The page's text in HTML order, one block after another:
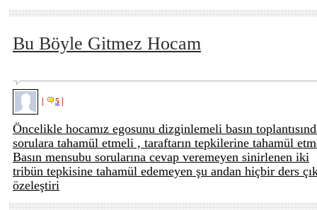
Bu Böyle Gitmez Hocam
5
Öncelikle hocamız egosunu dizginlemeli basın
sorulara tahamül etmeli , taraftarın tepkilerine tahamül
Basın mensubu sorularına cevap veremeyen sinirlenen iki
tribün tepkisine tahamül edemeyen şu andan hiçbir ders
özeleştiri